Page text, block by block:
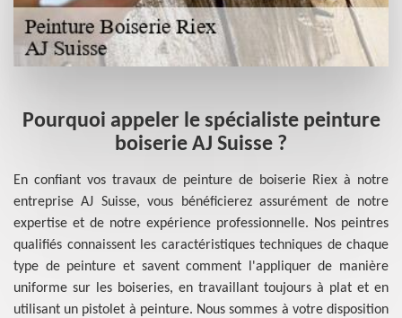
Pourquoi appeler le spécialiste peinture
boiserie AJ Suisse ?
En confiant vos travaux de peinture de boiserie Riex à notre
entreprise AJ Suisse, vous bénéficierez assurément de notre
expertise et de notre expérience professionnelle. Nos peintres
qualifiés connaissent les caractéristiques techniques de chaque
type de peinture et savent comment l'appliquer de manière
uniforme sur les boiseries, en travaillant toujours à plat et en
utilisant un pistolet à peinture. Nous sommes à votre disposition